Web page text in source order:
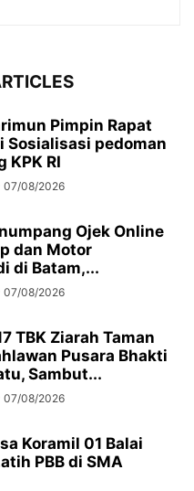
Pimpin Rapat
Sosialisasi pedoman
KPK RI
07/08/2026
Ojek Online
dan Motor
di Batam,...
07/08/2026
TBK Ziarah Taman
Pusara Bhakti
Sambut...
07/08/2026
Koramil 01 Balai
PBB di SMA